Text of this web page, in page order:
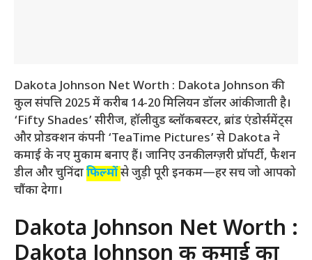
Dakota Johnson Net Worth : Dakota Johnson की
कुल संपत्ति 2025 में करीब 14-20 मिलियन डॉलर आंकी जाती है।
‘Fifty Shades’ सीरीज, हॉलीवुड ब्लॉकबस्टर, ब्रांड एंडोर्समेंट्स
और प्रोडक्शन कंपनी ‘TeaTime Pictures’ से Dakota ने
कमाई के नए मुकाम बनाए हैं। जानिए उनकी लग्ज़री प्रॉपर्टी, फैशन
डील और चुनिंदाफिल्मोंसे जुड़ी पूरी इनकम—हर सच जो आपको
चौंका देगा।
Dakota Johnson Net Worth :